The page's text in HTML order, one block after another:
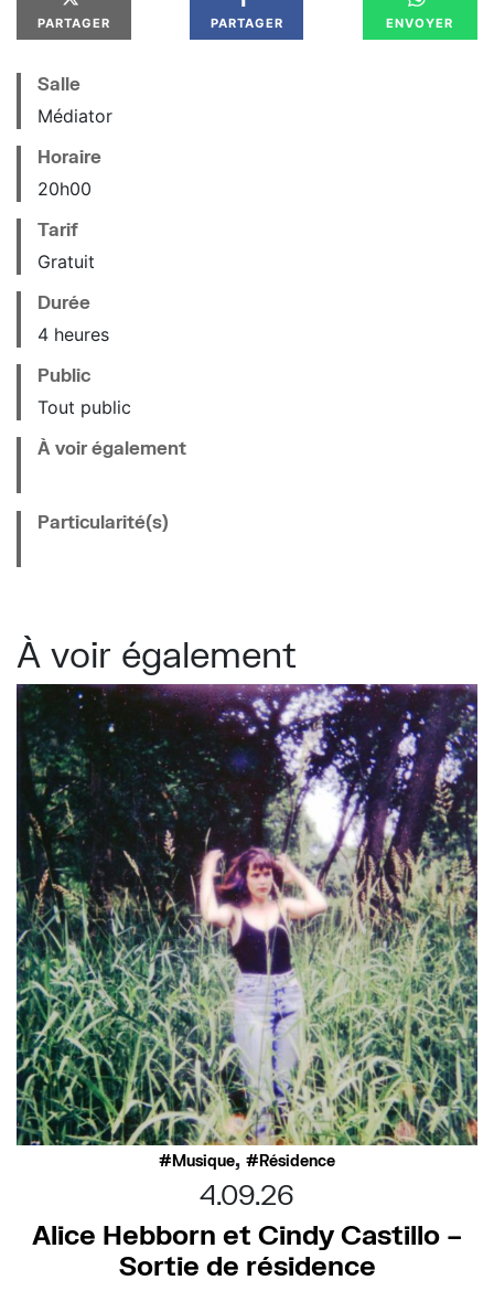
PARTAGER PARTAGER ENVOYER
Salle
Médiator
Horaire
20h00
Tarif
Gratuit
Durée
4 heures
Public
Tout public
À voir également
Particularité(s)
À voir également
Musique, Résidence
4.09.26
Alice Hebborn et Cindy Castillo –
Sortie de résidence